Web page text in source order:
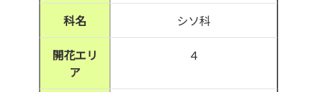
科名 シソ科
開花エリ
ア
４